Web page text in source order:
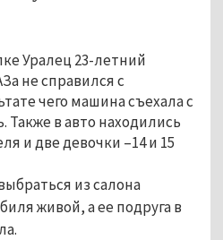
Уралец 23-летний
не справился с
чего машина съехала с
Также в авто находились
и две девочки –14 и 15
из салона
живой, а ее подруга в